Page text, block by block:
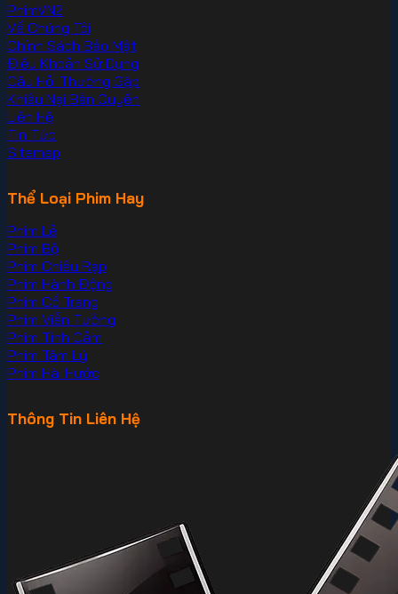
PhimVN2
Về Chúng Tôi
Chính Sách Bảo Mật
Điều Khoản Sử Dụng
Câu Hỏi Thường Gặp
Khiếu Nại Bản Quyền
Liên Hệ
Tin Tức
Sitemap
Thể Loại Phim Hay
Phim Lẻ
Phim Bộ
Phim Chiếu Rạp
Phim Hành Động
Phim Cổ Trang
Phim Viễn Tưởng
Phim Tình Cảm
Phim Tâm Lý
Phim Hài Hước
Thông Tin Liên Hệ